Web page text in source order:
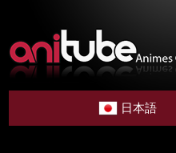
日本語